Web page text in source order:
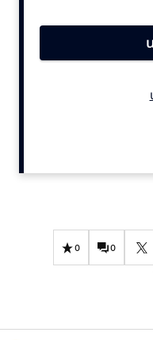
Carriere
Diversiteit
Interne communicatie
0 0